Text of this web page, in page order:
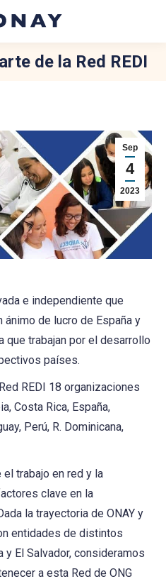
de la Red REDI
Sep
4
2023
e independiente que
ánimo de lucro de España y
que trabajan por el desarrollo
países.
REDI 18 organizaciones
Costa Rica, España,
Perú, R. Dominicana,
el trabajo en red y la
clave en la
la trayectoria de ONAY y
entidades de distintos
El Salvador, consideramos
a esta Red de ONG